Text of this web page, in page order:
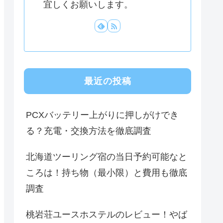
宜しくお願いします。
最近の投稿
PCXバッテリー上がりに押しがけでき
る？充電・交換方法を徹底調査
北海道ツーリング宿の当日予約可能なと
ころは！持ち物（最小限）と費用も徹底
調査
桃岩荘ユースホステルのレビュー！やば